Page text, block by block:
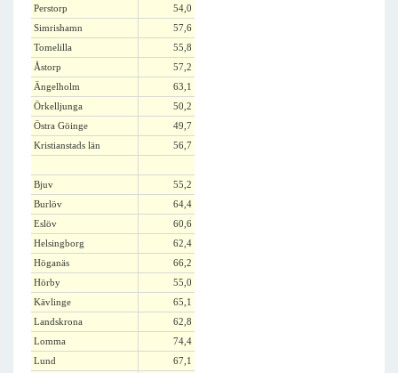
Perstorp
54,0
Simrishamn
57,6
Tomelilla
55,8
Åstorp
57,2
Ängelholm
63,1
Örkelljunga
50,2
Östra Göinge
49,7
Kristianstads län
56,7
Bjuv
55,2
Burlöv
64,4
Eslöv
60,6
Helsingborg
62,4
Höganäs
66,2
Hörby
55,0
Kävlinge
65,1
Landskrona
62,8
Lomma
74,4
Lund
67,1